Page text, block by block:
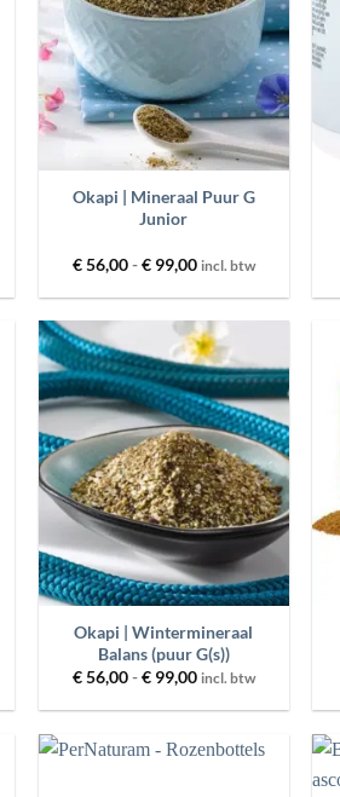
Okapi | Mineraal Puur G
Junior
€56,00-€99,00Prijsklasse:
tot
incl. btw
Toevoegen
aan
wenslijst
+
Okapi | Wintermineraal
Balans (puur G(s))
€56,00-€99,00Prijsklasse:
tot
incl. btw